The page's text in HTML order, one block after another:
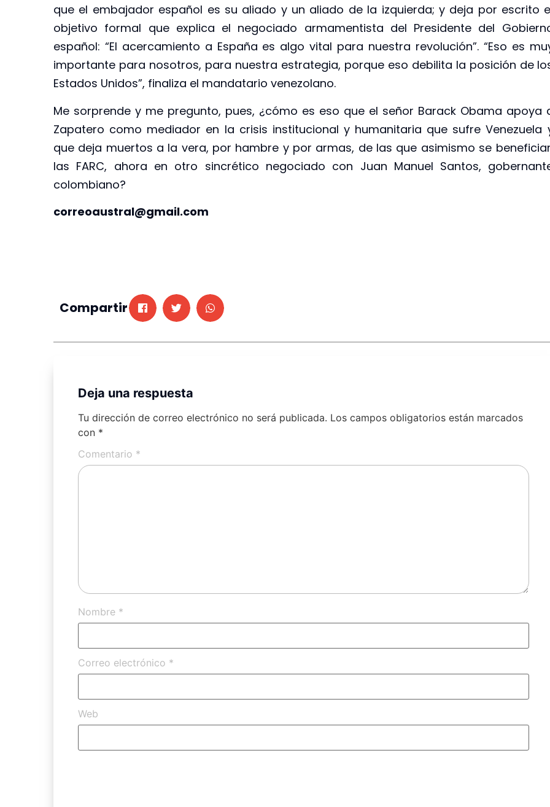
que el embajador español es su aliado y un aliado de la izquierda; y deja por escrito
objetivo formal que explica el negociado armamentista del Presidente del
español: “El acercamiento a España es algo vital para nuestra revolución”. “Eso es
importante para nosotros, para nuestra estrategia, porque eso debilita la posición de
Estados Unidos”, finaliza el mandatario venezolano.
Me sorprende y me pregunto, pues, ¿cómo es eso que el señor Barack Obama apoya
Zapatero como mediador en la crisis institucional y humanitaria que sufre Venezuela
que deja muertos a la vera, por hambre y por armas, de las que asimismo se
las FARC, ahora en otro sincrético negociado con Juan Manuel Santos,
colombiano?
correoaustral@gmail.com
Compartir
Deja una respuesta
Tu dirección de correo electrónico no será publicada. Los campos obligatorios están marcados
con *
Comentario *
Nombre *
Correo electrónico *
Web